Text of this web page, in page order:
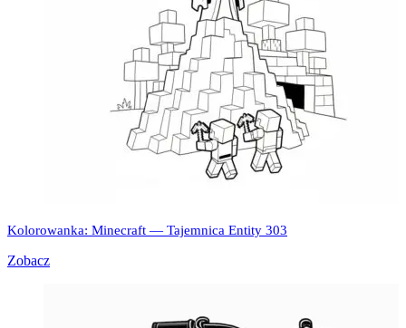
Kolorowanka: Minecraft — Tajemnica Entity 303
Zobacz